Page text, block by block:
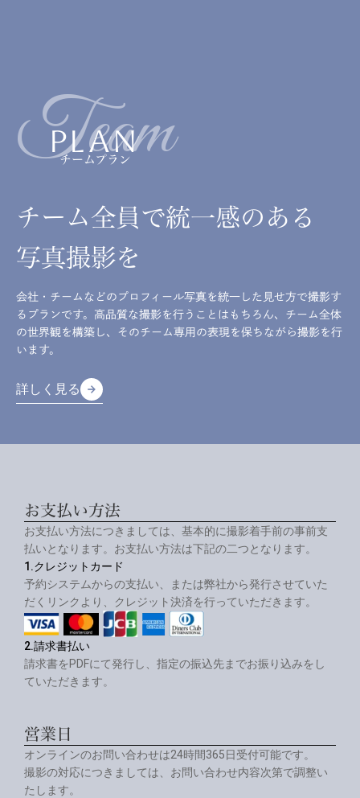
Team
PLAN
チームプラン
チーム全員で統一感のある
写真撮影を
会社・チームなどのプロフィール写真を統一した見せ方で撮影す
るプランです。高品質な撮影を行うことはもちろん、チーム全体
の世界観を構築し、そのチーム専用の表現を保ちながら撮影を行
います。
詳しく見る arrow_forward
arrow_forward
お支払い方法
お支払い方法につきましては、基本的に撮影着手前の事前支
払いとなります。お支払い方法は下記の二つとなります。
1.クレジットカード
予約システムからの支払い、または弊社から発行させていた
だくリンクより、クレジット決済を行っていただきます。
2.請求書払い
請求書をPDFにて発行し、指定の振込先までお振り込みをし
ていただきます。
営業日
オンラインのお問い合わせは24時間365日受付可能です。
撮影の対応につきましては、お問い合わせ内容次第で調整い
たします。